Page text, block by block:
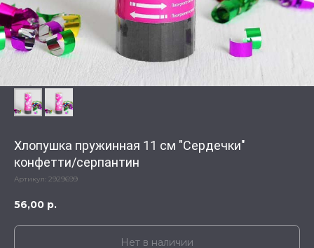
Хлопушка пружинная 11 см "Сердечки"
конфетти/серпантин
Артикул: 2929699
56,00 р.
Нет в наличии